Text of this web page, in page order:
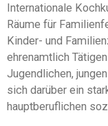
Internationale
Räume für
Kinder- und
ehrenamtlich
Jugendlichen,
sich darüber ein
hauptberuflichen